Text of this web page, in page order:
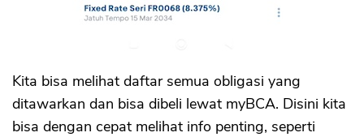
Kita bisa melihat daftar semua obligasi yang
ditawarkan dan bisa dibeli lewat myBCA. Disini kita
bisa dengan cepat melihat info penting, seperti